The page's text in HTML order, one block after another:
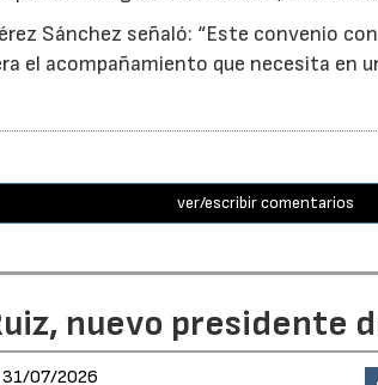
Sánchez señaló: “Este convenio
el acompañamiento que necesita
ver/escribir comentarios
nuevo presidente
31/07/2026